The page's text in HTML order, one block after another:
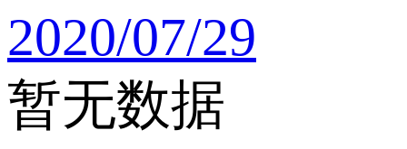
2020/07/29
暂无数据